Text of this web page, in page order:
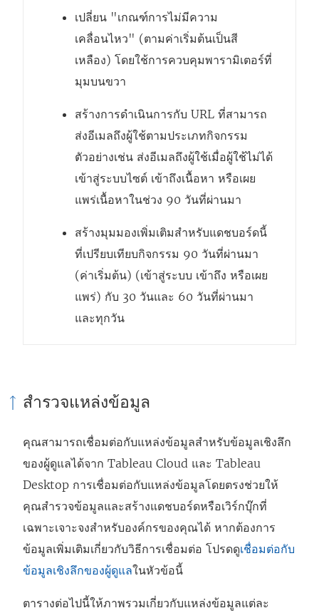
เปลี่ยน "เกณฑ์การไม่มีความ
เคลื่อนไหว" (ตามค่าเริ่มต้นเป็นสี
เหลือง) โดยใช้การควบคุมพารามิเตอร์ที่
มุมบนขวา
สร้างการดำเนินการกับ URL ที่สามารถ
ส่งอีเมลถึงผู้ใช้ตามประเภทกิจกรรม
ตัวอย่างเช่น ส่งอีเมลถึงผู้ใช้เมื่อผู้ใช้ไม่ได้
เข้าสู่ระบบไซต์ เข้าถึงเนื้อหา หรือเผย
แพร่เนื้อหาในช่วง 90 วันที่ผ่านมา
สร้างมุมมองเพิ่มเติมสำหรับแดชบอร์ดนี้
ที่เปรียบเทียบกิจกรรม 90 วันที่ผ่านมา
(ค่าเริ่มต้น) (เข้าสู่ระบบ เข้าถึง หรือเผย
แพร่) กับ 30 วันและ 60 วันที่ผ่านมา
และทุกวัน
สำรวจแหล่งข้อมูล
คุณสามารถเชื่อมต่อกับแหล่งข้อมูลสำหรับข้อมูลเชิงลึก
ของผู้ดูแลได้จาก Tableau Cloud และ Tableau
Desktop การเชื่อมต่อกับแหล่งข้อมูลโดยตรงช่วยให้
คุณสำรวจข้อมูลและสร้างแดชบอร์ดหรือเวิร์กบุ๊กที่
เฉพาะเจาะจงสำหรับองค์กรของคุณได้ หากต้องการ
ข้อมูลเพิ่มเติมเกี่ยวกับวิธีการเชื่อมต่อ โปรดดูเชื่อมต่อกับ
ข้อมูลเชิงลึกของผู้ดูแลในหัวข้อนี้
ตารางต่อไปนี้ให้ภาพรวมเกี่ยวกับแหล่งข้อมูลแต่ละ